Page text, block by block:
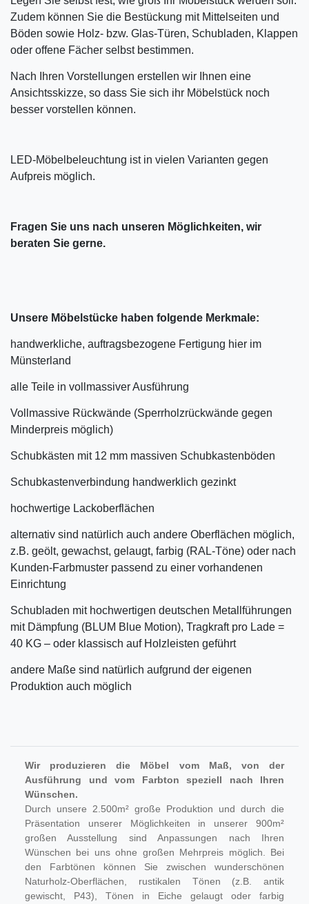
Zudem können Sie die Bestückung mit Mittelseiten und
Böden sowie Holz- bzw. Glas-Türen, Schubladen, Klappen
oder offene Fächer selbst bestimmen.
Nach Ihren Vorstellungen erstellen wir Ihnen eine
Ansichtsskizze, so dass Sie sich ihr Möbelstück noch
besser vorstellen können.
LED-Möbelbeleuchtung ist in vielen Varianten gegen
Aufpreis möglich.
Fragen Sie uns nach unseren Möglichkeiten, wir
beraten Sie gerne.
Unsere Möbelstücke haben folgende Merkmale:
handwerkliche, auftragsbezogene Fertigung hier im
Münsterland
alle Teile in vollmassiver Ausführung
Vollmassive Rückwände (Sperrholzrückwände gegen
Minderpreis möglich)
Schubkästen mit 12 mm massiven Schubkastenböden
Schubkastenverbindung handwerklich gezinkt
hochwertige Lackoberflächen
alternativ sind natürlich auch andere Oberflächen möglich,
z.B. geölt, gewachst, gelaugt, farbig (RAL-Töne) oder nach
Kunden-Farbmuster passend zu einer vorhandenen
Einrichtung
Schubladen mit hochwertigen deutschen Metallführungen
mit Dämpfung (BLUM Blue Motion), Tragkraft pro Lade =
40 KG – oder klassisch auf Holzleisten geführt
andere Maße sind natürlich aufgrund der eigenen
Produktion auch möglich
Wir produzieren die Möbel vom Maß, von der
Ausführung und vom Farbton speziell nach Ihren
Wünschen.
Durch unsere 2.500m² große Produktion und durch die
Präsentation unserer Möglichkeiten in unserer 900m²
großen Ausstellung sind Anpassungen nach Ihren
Wünschen bei uns ohne großen Mehrpreis möglich. Bei
den Farbtönen können Sie zwischen wunderschönen
Naturholz-Oberflächen, rustikalen Tönen (z.B. antik
gewischt, P43), Tönen in Eiche gelaugt oder farbig